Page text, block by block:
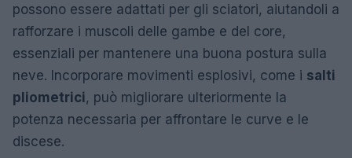
possono essere adattati per gli sciatori, aiutandoli a
rafforzare i muscoli delle gambe e del core,
essenziali per mantenere una buona postura sulla
neve. Incorporare movimenti esplosivi, come i salti
pliometrici, può migliorare ulteriormente la
potenza necessaria per affrontare le curve e le
discese.